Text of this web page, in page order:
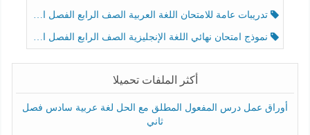
تدريبات عامة للامتحان اللغة العربية الصف الرابع الفصل الثالث
نموذج امتحان نهائي اللغة الإنجليزية الصف الرابع الفصل الثالث
أكثر الملفات تحميلا
أوراق عمل درس المفعول المطلق مع الحل لغة عربية سادس فصل
ثاني